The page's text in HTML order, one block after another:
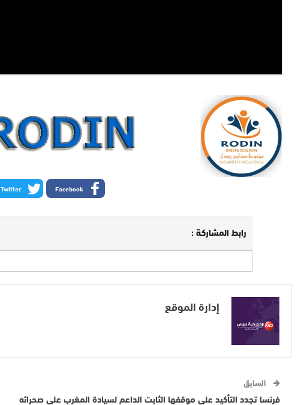
Facebook
Twitter
رابط المشاركة :
إدارة الموقع
السابق
فرنسا تجدد التأكيد على موقفها الثابت الداعم لسيادة المغرب على صحرائه